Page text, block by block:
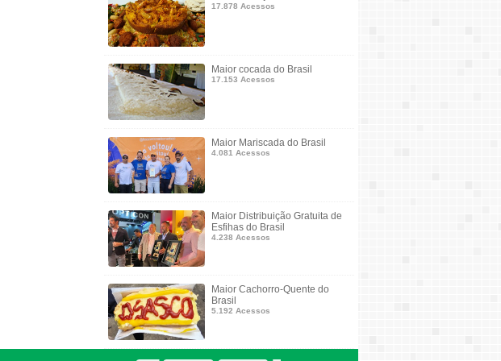
17.878 Acessos
Maior cocada do Brasil
17.153 Acessos
Maior Mariscada do Brasil
4.081 Acessos
Maior Distribuição Gratuita de
Esfihas do Brasil
4.238 Acessos
Maior Cachorro-Quente do
Brasil
5.192 Acessos